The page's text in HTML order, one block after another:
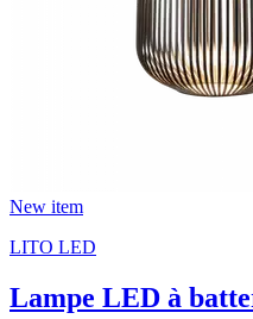
New item
LITO LED
Lampe LED à